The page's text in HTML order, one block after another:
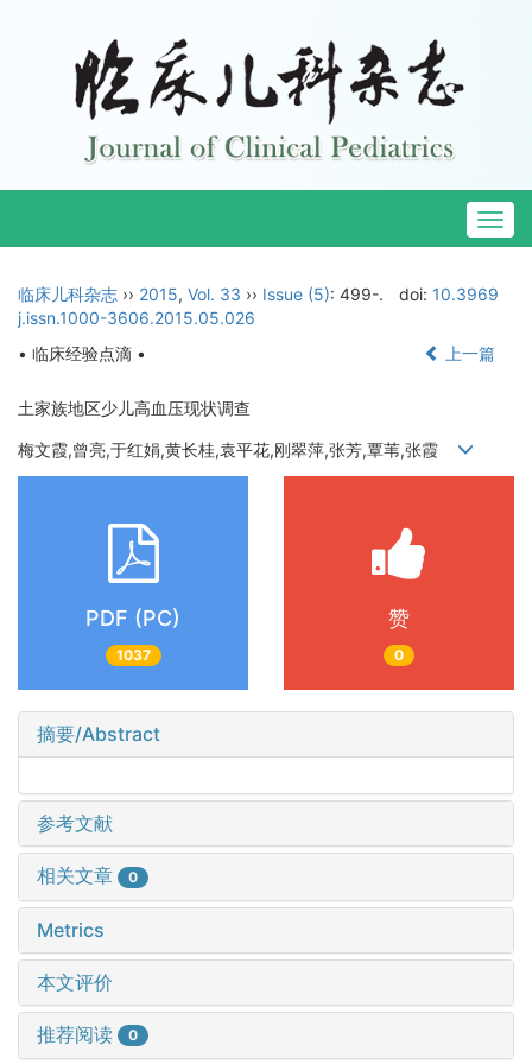
临床儿科杂志 ›› 2015, Vol. 33 ›› Issue (5): 499-. doi: 10.3969
j.issn.1000-3606.2015.05.026
• 临床经验点滴 •
上一篇
土家族地区少儿高血压现状调查
梅文霞,曾亮,于红娟,黄长桂,袁平花,刚翠萍,张芳,覃苇,张霞
PDF (PC)
1037
赞
0
摘要/Abstract
参考文献
相关文章 0
Metrics
本文评价
推荐阅读 0